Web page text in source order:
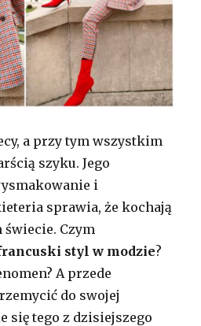
a przy tym wszystkim
szyku. Jego
i
sprawia, że kochają
świecie. Czym
styl w modzie?
A przede
do swojej
się tego z dzisiejszego